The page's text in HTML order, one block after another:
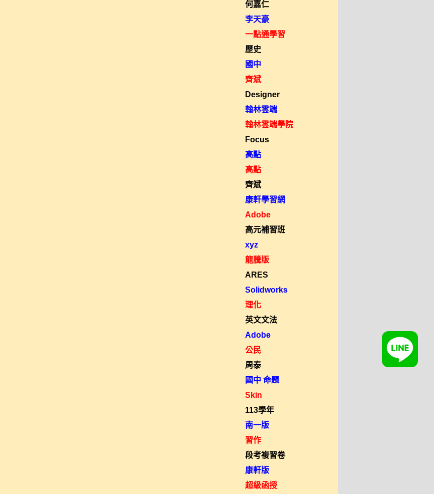
何嘉仁
李天豪
一點通學習
歷史
國中
齊斌
Designer
翰林雲端
翰林雲端學院
Focus
高點
高點
齊斌
康軒學習網
Adobe
高元補習班
xyz
龍騰版
ARES
Solidworks
理化
英文文法
Adobe
公民
周泰
國中 命題
Skin
113學年
南一版
習作
段考複習卷
康軒版
超級函授